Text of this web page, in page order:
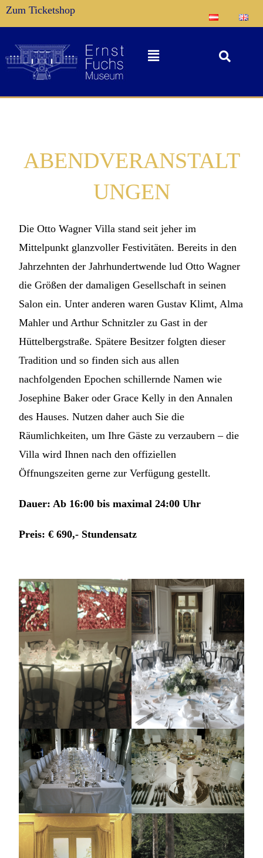
Zum Ticketshop
ABENDVERANSTALT
UNGEN
Die Otto Wagner Villa stand seit jeher im
Mittelpunkt glanzvoller Festivitäten. Bereits in den
Jahrzehnten der Jahrhundertwende lud Otto Wagner
die Größen der damaligen Gesellschaft in seinen
Salon ein. Unter anderen waren Gustav Klimt, Alma
Mahler und Arthur Schnitzler zu Gast in der
Hüttelbergstraße. Spätere Besitzer folgten dieser
Tradition und so finden sich aus allen
nachfolgenden Epochen schillernde Namen wie
Josephine Baker oder Grace Kelly in den Annalen
des Hauses.Nutzen daher auch Sie die
Räumlichkeiten, um Ihre Gäste zu verzaubern – die
Villa wird Ihnen nach den offiziellen
Öffnungszeiten gerne zur Verfügung gestellt.
Dauer: Ab 16:00 bis maximal 24:00 Uhr
Preis: € 690,- Stundensatz